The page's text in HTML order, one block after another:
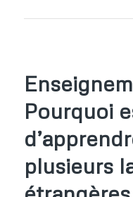
Pourquoi
plusieurs